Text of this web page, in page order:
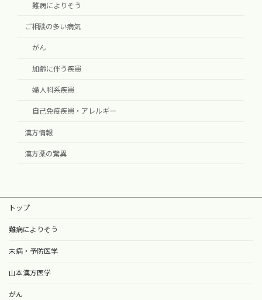
難病によりそう
ご相談の多い病気
がん
加齢に伴う疾患
婦人科系疾患
自己免疫疾患・アレルギー
漢方情報
漢方薬の驚異
トップ
難病によりそう
未病・予防医学
山本漢方医学
がん